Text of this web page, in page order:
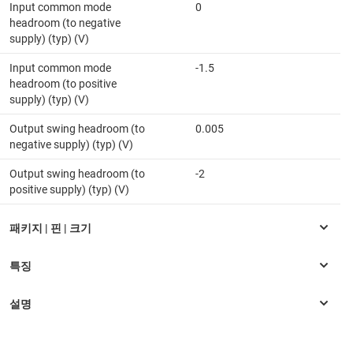
Input common mode
headroom (to negative
supply) (typ) (V)
0
Input common mode
headroom (to positive
supply) (typ) (V)
-1.5
Output swing headroom (to
negative supply) (typ) (V)
0.005
Output swing headroom (to
positive supply) (typ) (V)
-2